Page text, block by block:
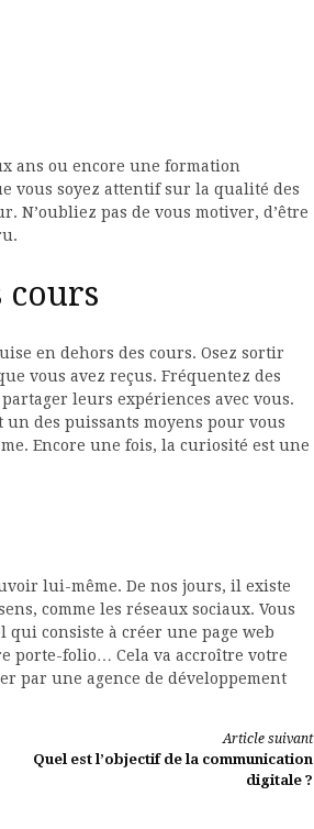
ans ou encore une formation
vous soyez attentif sur la qualité des
pas de vous motiver, d’être
cours
en dehors des cours. Osez sortir
vous avez reçus. Fréquentez des
leurs expériences avec vous.
un des puissants moyens pour vous
Encore une fois, la curiosité est une
lui-même. De nos jours, il existe
comme les réseaux sociaux. Vous
consiste à créer une page web
porte-folio… Cela va accroître votre
par une agence de développement
Article suivant
Quel est l’objectif de la communication
digitale ?